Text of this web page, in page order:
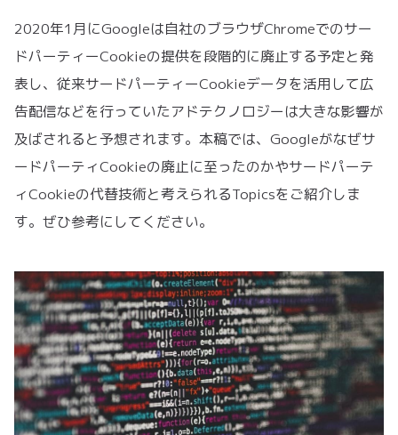
2020年1月にGoogleは自社のブラウザChromeでのサー
ドパーティーCookieの提供を段階的に廃止する予定と発
表し、従来サードパーティーCookieデータを活用して広
告配信などを行っていたアドテクノロジーは大きな影響が
及ばされると予想されます。本稿では、Googleがなぜサ
ードパーティCookieの廃止に至ったのかやサードパーテ
ィCookieの代替技術と考えられるTopicsをご紹介しま
す。ぜひ参考にしてください。